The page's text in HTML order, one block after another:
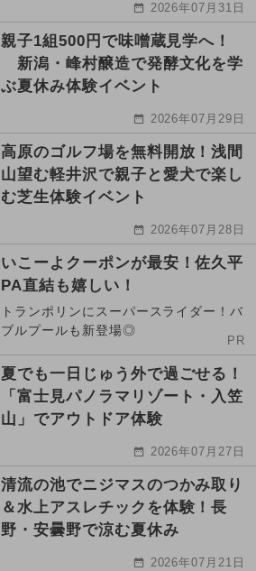
2026年07月31日
親子1組500円で味噌蔵見学へ！
新潟・峰村醸造で発酵文化を学
ぶ夏休み体験イベント
2026年07月29日
高原のゴルフ場を無料開放！浅間
山望む軽井沢で親子と愛犬で楽し
む芝生体験イベント
2026年07月28日
いこーよクーポンが最安！佐久平
PA直結も嬉しい！
トランポリンにスーパースライダー！バ
ブルプールも新登場◎
PR
夏でも一日じゅう外で過ごせる！
「富士見パノラマリゾート・入笠
山」でアウトドア体験
2026年07月27日
清流の池でニジマスのつかみ取り
＆水上アスレチックを体験！長
野・安曇野で涼む夏休み
2026年07月21日